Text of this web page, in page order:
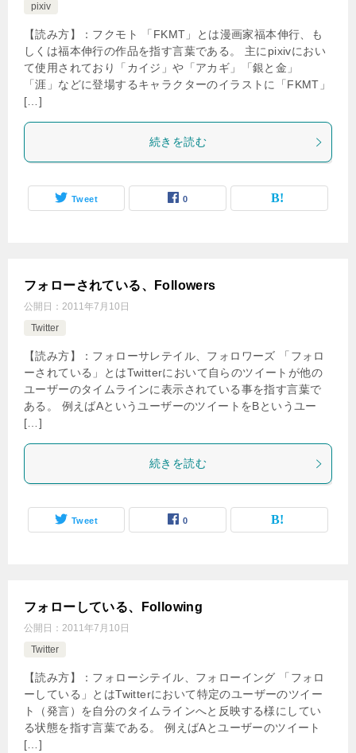
pixiv
【読み方】：フクモト 「FKMT」とは漫画家福本伸行、も
しくは福本伸行の作品を指す言葉である。 主にpixivにおい
て使用されており「カイジ」や「アカギ」「銀と金」
「涯」などに登場するキャラクターのイラストに「FKMT」
[…]
続きを読む
Tweet 0
フォローされている、Followers
公開日： 2011年7月10日
Twitter
【読み方】：フォローサレテイル、フォロワーズ 「フォロ
ーされている」とはTwitterにおいて自らのツイートが他の
ユーザーのタイムラインに表示されている事を指す言葉で
ある。 例えばAというユーザーのツイートをBというユー
[…]
続きを読む
Tweet 0
フォローしている、Following
公開日： 2011年7月10日
Twitter
【読み方】：フォローシテイル、フォローイング 「フォロ
ーしている」とはTwitterにおいて特定のユーザーのツイー
ト（発言）を自分のタイムラインへと反映する様にしてい
る状態を指す言葉である。 例えばAとユーザーのツイート
[…]